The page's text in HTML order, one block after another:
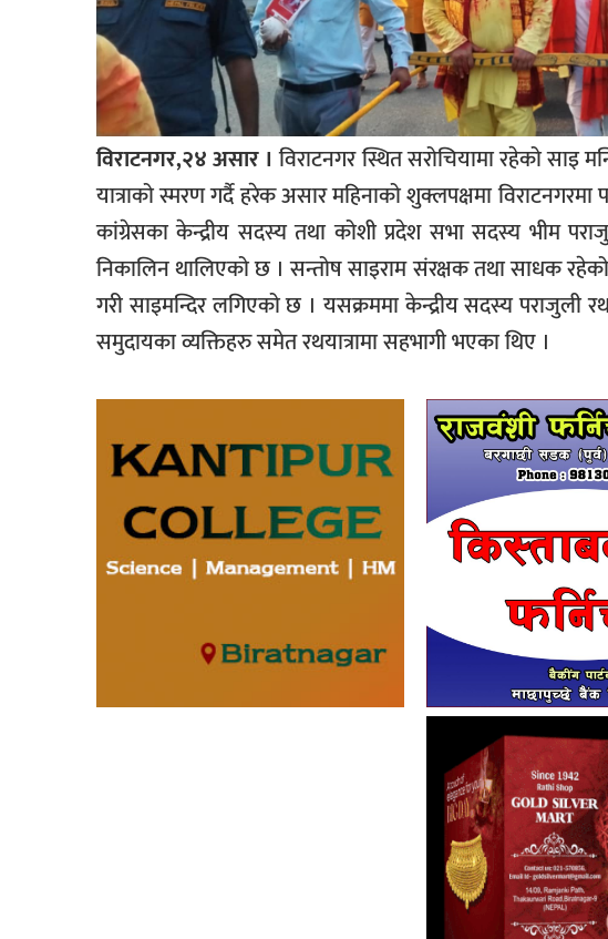
विराटनगर,२४ असार । विराटनगर स्थित सरोचियामा रहेको साइ
यात्राको स्मरण गर्दै हरेक असार महिनाको शुक्लपक्षमा
कांग्रेसका केन्द्रीय सदस्य तथा कोशी प्रदेश सभा सदस्य भीम
निकालिन थालिएको छ । सन्तोष साइराम संरक्षक तथा साधक रहेको
गरी साइमन्दिर लगिएको छ । यसक्रममा केन्द्रीय सदस्य पराजुली
समुदायका व्यक्तिहरु समेत रथयात्रामा सहभागी भएका थिए ।